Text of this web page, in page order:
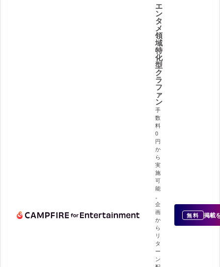
エ
ン
タ
メ
領
域
特
化
型
ク
ラ
フ
ァ
ン
手
数
料
0
円
か
ら
実
施
可
能
企
画
か
ら
リ
タ
ー
ン
無料 掲載